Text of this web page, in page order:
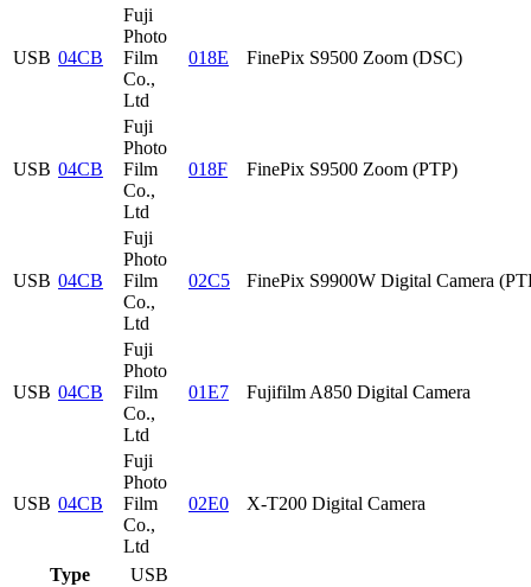
USB 04CB
Fuji
Photo
Film
Co.,
Ltd
018E FinePix S9500 Zoom (DSC)
USB 04CB
Fuji
Photo
Film
Co.,
Ltd
018F FinePix S9500 Zoom (PTP)
USB 04CB
Fuji
Photo
Film
Co.,
Ltd
02C5 FinePix S9900W Digital Camera
USB 04CB
Fuji
Photo
Film
Co.,
Ltd
01E7 Fujifilm A850 Digital Camera
USB 04CB
Fuji
Photo
Film
Co.,
Ltd
02E0 X-T200 Digital Camera
Type USB